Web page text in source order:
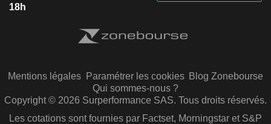
18h
Mentions légales Paramétrer les cookies Blog Zonebourse
Qui sommes-nous ?
Copyright © 2026 Surperformance SAS. Tous droits réservés.
Les cotations sont fournies par Factset, Morningstar et S&P